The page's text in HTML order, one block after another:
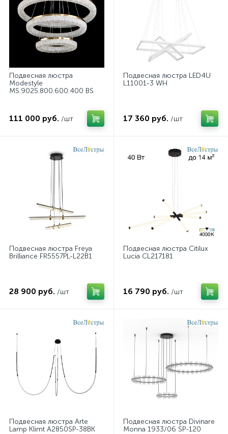
Подвесная люстра
Modestyle
MS.9025.800.600.400 BS
111 000 руб. /шт
Подвесная люстра LED4U
L11001-3 WH
17 360 руб. /шт
Подвесная люстра Freya
Brilliance FR5557PL-L22B1
28 900 руб. /шт
Подвесная люстра Citilux
Lucia CL217181
16 790 руб. /шт
Подвесная люстра Arte
Lamp Klimt A2850SP-38BK
Подвесная люстра Divinare
Monna 1933/06 SP-120